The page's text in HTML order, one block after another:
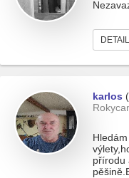
karlos
přírodu